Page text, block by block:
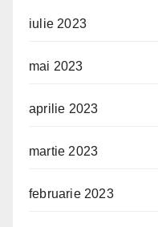
iulie 2023
mai 2023
aprilie 2023
martie 2023
februarie 2023